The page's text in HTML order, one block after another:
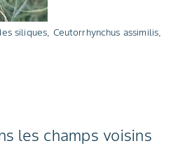
siliques, Ceutorrhynchus assimilis,
les champs voisins